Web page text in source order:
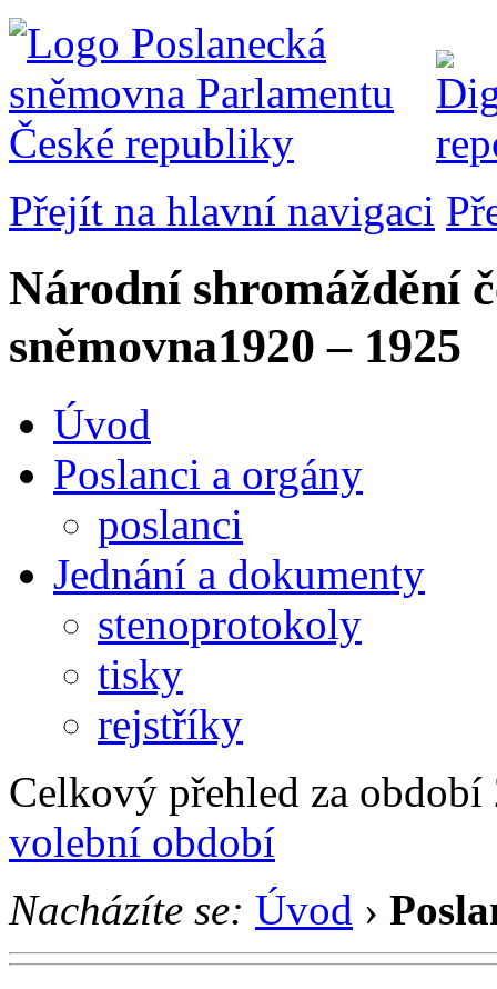
Přejít na hlavní navigaci
Národní shromáždění
sněmovna1920 – 1925
Úvod
Poslanci a orgány
poslanci
Jednání a dokumenty
stenoprotokoly
tisky
rejstříky
Celkový přehled za
volební období
Nacházíte se: Úvod ›